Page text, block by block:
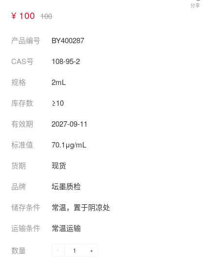
¥ 100 100
分享
产品编号 BY400287
CAS号 108-95-2
规格 2mL
库存数 ≥10
有效期 2027-09-11
标准值 70.1μg/mL
货期 现货
品牌 坛墨质检
储存条件 常温，置于阴凉处
运输条件 常温运输
数量 - +